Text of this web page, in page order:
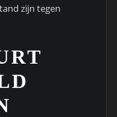
zijn tegen